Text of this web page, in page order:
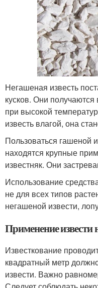
Негашеная известь
кусков. Они получаются
при высокой
известь влагой, она
Пользоваться гашеной
находятся крупные
известняк. Они
Использование
не для всех типов
негашеной извести,
Применение извести
Известкование
квадратный метр
извести. Важно